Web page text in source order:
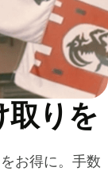
取りを
お得に。手数